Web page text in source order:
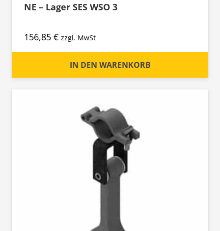
NE – Lager SES WSO 3
156,85 € zzgl. MwSt
IN DEN WARENKORB